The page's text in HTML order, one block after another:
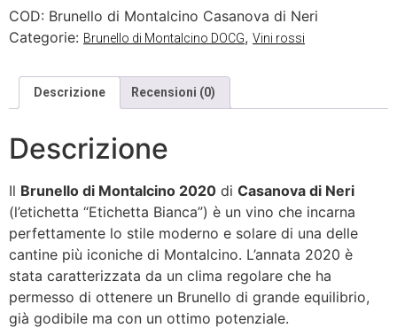
COD: Brunello di Montalcino Casanova di Neri
Categorie: Brunello di Montalcino DOCG, Vini rossi
Descrizione Recensioni (0)
Descrizione
Il Brunello di Montalcino 2020 di Casanova di Neri
(l’etichetta “Etichetta Bianca”) è un vino che incarna
perfettamente lo stile moderno e solare di una delle
cantine più iconiche di Montalcino. L’annata 2020 è
stata caratterizzata da un clima regolare che ha
permesso di ottenere un Brunello di grande equilibrio,
già godibile ma con un ottimo potenziale.